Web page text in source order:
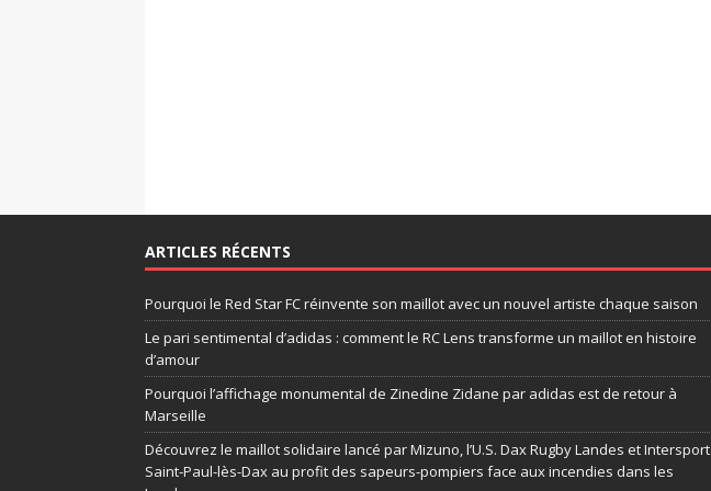
ARTICLES RÉCENTS
Pourquoi le Red Star FC réinvente son maillot avec un nouvel artiste chaque saison
Le pari sentimental d’adidas : comment le RC Lens transforme un maillot en histoire
d’amour
Pourquoi l’affichage monumental de Zinedine Zidane par adidas est de retour à
Marseille
Découvrez le maillot solidaire lancé par Mizuno, l’U.S. Dax Rugby Landes et Intersport
Saint-Paul-lès-Dax au profit des sapeurs-pompiers face aux incendies dans les